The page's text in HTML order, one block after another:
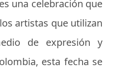
una celebración que
artistas que utilizan
de expresión y
esta fecha se